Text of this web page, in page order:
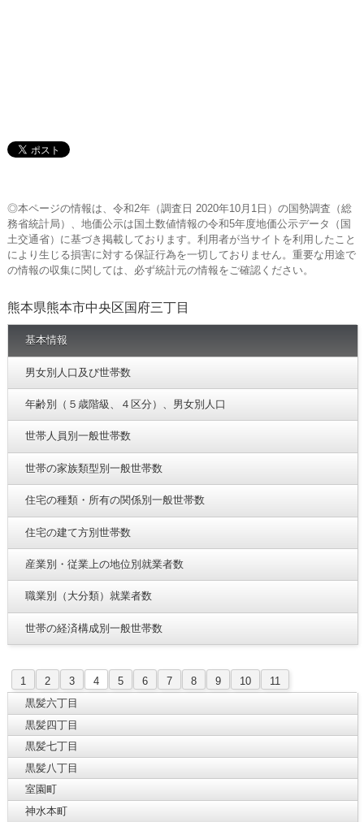
◎本ページの情報は、令和2年（調査日 2020年10月1日）の国勢調査（総
務省統計局）、地価公示は国土数値情報の令和5年度地価公示データ（国
土交通省）に基づき掲載しております。利用者が当サイトを利用したこと
により生じる損害に対する保証行為を一切しておりません。重要な用途で
の情報の収集に関しては、必ず統計元の情報をご確認ください。
熊本県熊本市中央区国府三丁目
基本情報
男女別人口及び世帯数
年齢別（５歳階級、４区分）、男女別人口
世帯人員別一般世帯数
世帯の家族類型別一般世帯数
住宅の種類・所有の関係別一般世帯数
住宅の建て方別世帯数
産業別・従業上の地位別就業者数
職業別（大分類）就業者数
世帯の経済構成別一般世帯数
1 2 3 4 5 6 7 8 9 10
11
黒髪六丁目
黒髪四丁目
黒髪七丁目
黒髪八丁目
室園町
神水本町